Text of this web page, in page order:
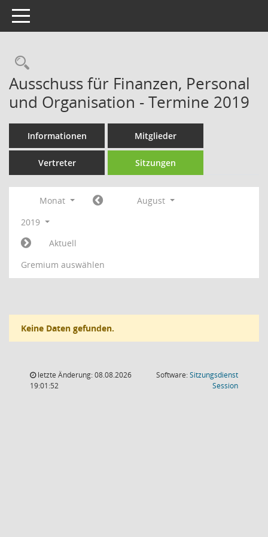
Toggle navigation
Rechercheauswahl
Ausschuss für Finanzen, Personal
und Organisation - Termine 2019
Informationen Mitglieder
Vertreter Sitzungen
Monat
August
2019
Aktuell
Gremium auswählen
Keine Daten gefunden.
letzte Änderung: 08.08.2026
19:01:52
Software:Sitzungsdienst
Session(Wird in